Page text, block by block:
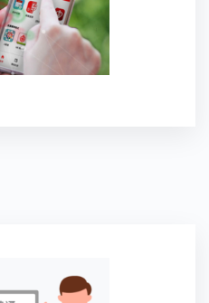
療保健旅程更完善。